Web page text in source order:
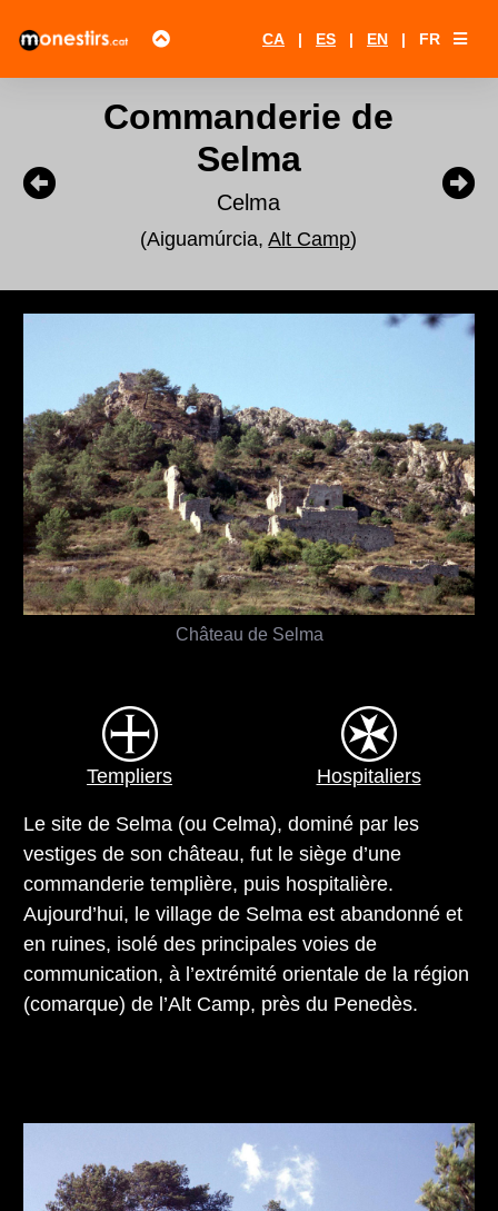
CA | ES | EN | FR
Commanderie de
Selma
Celma
(Aiguamúrcia,Alt Camp)
Château de Selma
Templiers Hospitaliers
Le site de Selma (ou Celma), dominé par les
vestiges de son château, fut le siège d’une
commanderie templière, puis hospitalière.
Aujourd’hui, le village de Selma est abandonné et
en ruines, isolé des principales voies de
communication, à l’extrémité orientale de la région
(comarque) de l’Alt Camp, près du Penedès.